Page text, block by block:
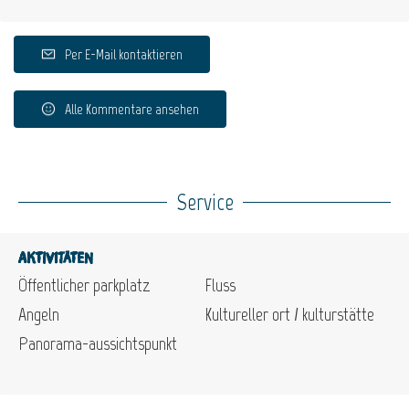
Per E-Mail kontaktieren
Alle Kommentare ansehen
Service
Aktivitäten
Öffentlicher parkplatz
Angeln
Panorama-aussichtspunkt
Fluss
Kultureller ort / kulturstätte